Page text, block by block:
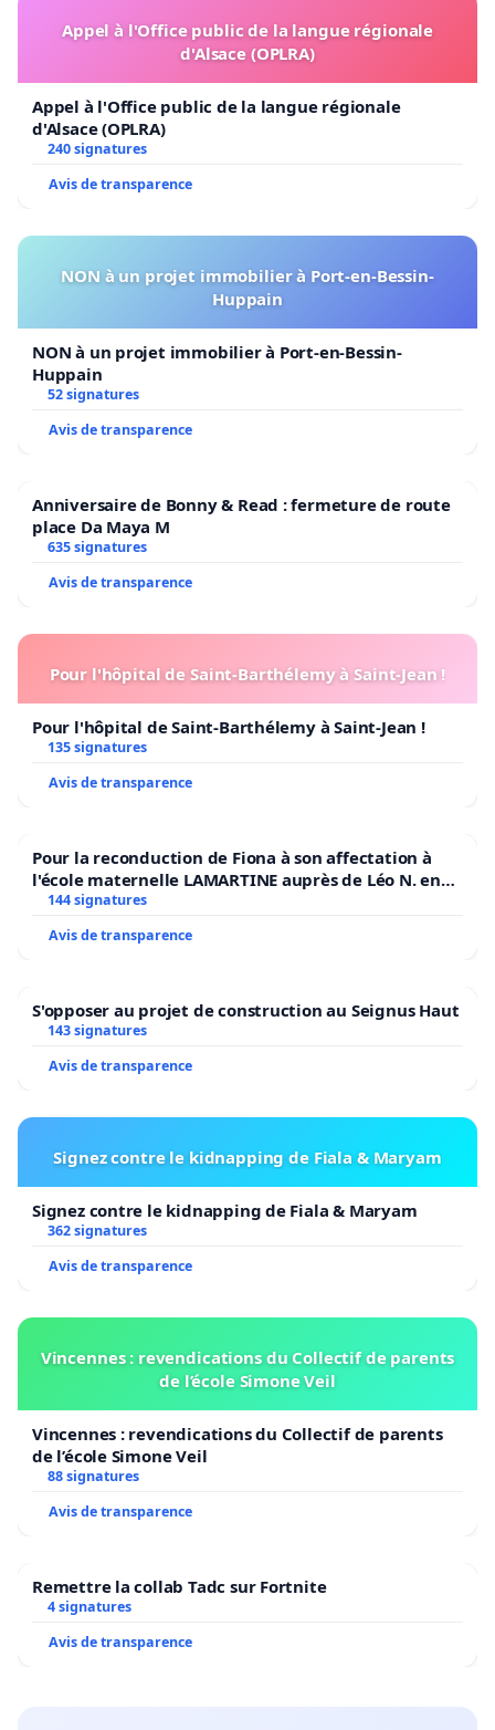
Appel à l'Office public de la langue régionale
d'Alsace (OPLRA)
Appel à l'Office public de la langue régionale
d'Alsace (OPLRA)
240 signatures
Avis de transparence
NON à un projet immobilier à Port-en-Bessin-
Huppain
NON à un projet immobilier à Port-en-Bessin-
Huppain
52 signatures
Avis de transparence
Anniversaire de Bonny & Read : fermeture de route
place Da Maya M
635 signatures
Avis de transparence
Pour l'hôpital de Saint-Barthélemy à Saint-Jean !
Pour l'hôpital de Saint-Barthélemy à Saint-Jean !
135 signatures
Avis de transparence
Pour la reconduction de Fiona à son affectation à
l'école maternelle LAMARTINE auprès de Léo N. en
2026/2027
144 signatures
Avis de transparence
S'opposer au projet de construction au Seignus Haut
143 signatures
Avis de transparence
Signez contre le kidnapping de Fiala & Maryam
Signez contre le kidnapping de Fiala & Maryam
362 signatures
Avis de transparence
Vincennes : revendications du Collectif de parents
de l’école Simone Veil
Vincennes : revendications du Collectif de parents
de l’école Simone Veil
88 signatures
Avis de transparence
Remettre la collab Tadc sur Fortnite
4 signatures
Avis de transparence